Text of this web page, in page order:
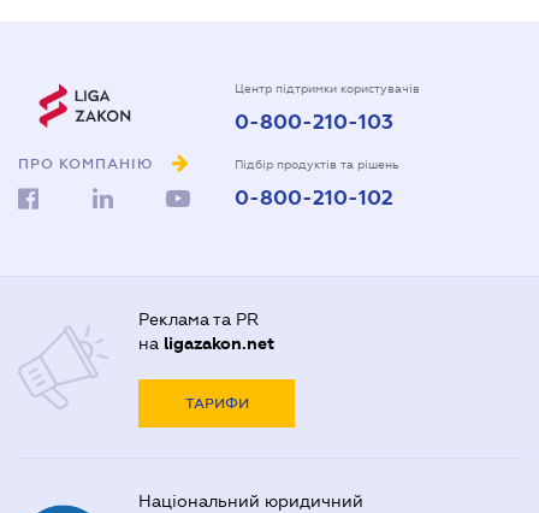
ПРО КОМПАНІЮ
Центр підтримки користувачів
0-800-210-103
Підбір продуктів та рішень
0-800-210-102
Реклама та PR
на ligazakon.net
ТАРИФИ
Національний юридичний